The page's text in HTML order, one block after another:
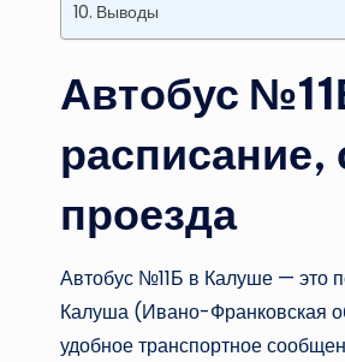
Выводы
Автобус
расписание,
проезда
Автобус №11Б в Калуше — это
Калуша (Ивано-Франковская
удобное транспортное